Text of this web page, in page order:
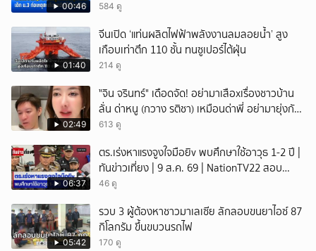
00:46 584 ดู
01:40
จีนเปิด ‘แท่นผลิตไฟฟ้าพลังงานลมลอยน้ำ’ สูง
เกือบเท่าตึก 110 ชั้น ทนซูเปอร์ไต้ฝุ่น
214 ดู
02:49
ั่"จิน จรินทร์" เดือดจัด! อย่ามาเสือxเรื่องชาวบ้าน
ลั่น ด่าหนู (กวาง รติชา) เหมือนด่าพี่ อย่ามายุ่งกับ
คนของผม จบ!!!
613 ดู
06:37
ตร.เร่งหาแรงจูงใจมือยิv พบศึกษาใช้อาวุธ 1-2 ปี |
ทันข่าวเที่ยง | 9 ส.ค. 69 | NationTV22 สอบ
พยานแล้ว 17 ปาก เร่งตรวจมือถือและหลักฐานที่
เพื่อน และสื่อโซเ
46 ดู
05:42
รวบ 3 ผู้ต้องหาชาวมาเลเซีย ลักลอบขนยาไอซ์ 87
กิโลกรัม ขึ้นขบวนรถไฟ
170 ดู